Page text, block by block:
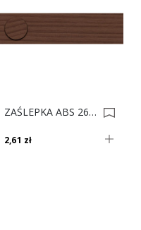
ZAŚLEPKA ABS 2611 Orzech Milano *** 0008177
2,61 zł